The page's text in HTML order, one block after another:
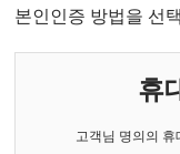
본인인증 방법을 선
휴
고객님 명의의